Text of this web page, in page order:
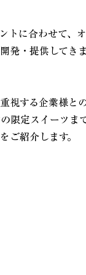
トに合わせて、
発・提供してき
視する企業様と
限定スイーツま
ご紹介します。